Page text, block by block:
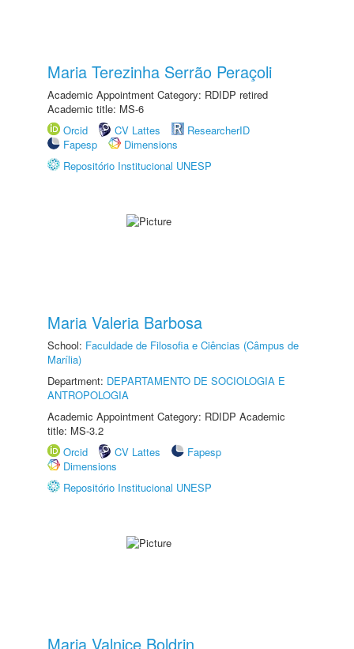
Maria Terezinha Serrão Peraçoli
Academic Appointment Category: RDIDP retired
Academic title: MS-6
Orcid
CV Lattes
ResearcherID
Fapesp
Dimensions
Repositório Institucional UNESP
Maria Valeria Barbosa
School: Faculdade de Filosofia e Ciências (Câmpus de
Marília)
Department: DEPARTAMENTO DE SOCIOLOGIA E
ANTROPOLOGIA
Academic Appointment Category: RDIDP Academic
title: MS-3.2
Orcid
CV Lattes
Fapesp
Dimensions
Repositório Institucional UNESP
Maria Valnice Boldrin